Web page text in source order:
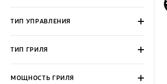
ТИП УПРАВЛЕНИЯ
ТИП ГРИЛЯ
МОЩНОСТЬ ГРИЛЯ